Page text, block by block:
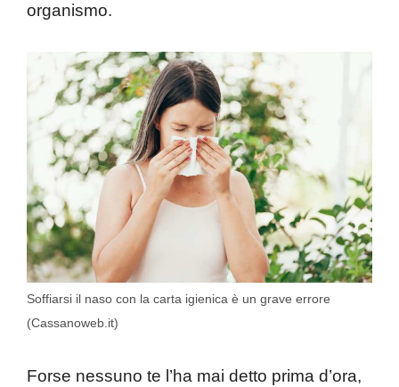
organismo.
Soffiarsi il naso con la carta igienica è un grave errore
(Cassanoweb.it)
Forse nessuno te l’ha mai detto prima d’ora,